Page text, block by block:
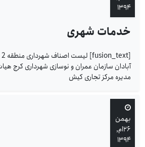
۱۳۹۴
خدمات شهری
[fusion_text] لیست اصناف شهرداری منطقه 2
آبادان سازمان عمران و نوسازی شهرداری کرج هیات
مدیره مرکز تجاری کیش
بهمن
۲۶ام,
۱۳۹۴